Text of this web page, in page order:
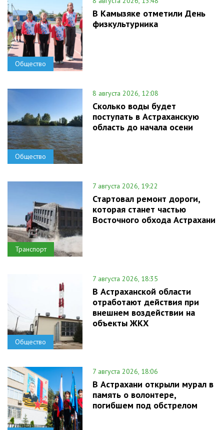
Общество
В Камызяке отметили День
физкультурника
Общество
8 августа 2026, 12:08
Сколько воды будет
поступать в Астраханскую
область до начала осени
Транспорт
7 августа 2026, 19:22
Стартовал ремонт дороги,
которая станет частью
Восточного обхода Астрахани
Общество
7 августа 2026, 18:35
В Астраханской области
отработают действия при
внешнем воздействии на
объекты ЖКХ
7 августа 2026, 18:06
В Астрахани открыли мурал в
память о волонтере,
погибшем под обстрелом